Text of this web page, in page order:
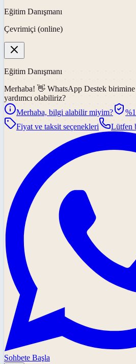
Eğitim Danışmanı
Çevrimiçi (online)
Eğitim Danışmanı
Merhaba! 👋 WhatsApp Destek birimine
yardımcı olabiliriz?
Merhaba, bilgi alabilir miyim?
Fiyat ve taksit seçenekleri
Lütfen
Sohbete Başla